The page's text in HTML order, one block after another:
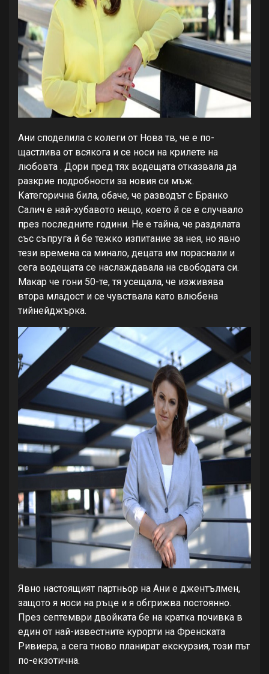
Ани споделила с колеги от Нова тв, че е по-
щастлива от всякога и се носи на крилете на
любовта . Дори пред тях водещата отказвала да
разкрие подробности за новия си мъж.
Категорична била, обаче, че разводът с Бранко
Салич е най-хубавото нещо, което й се е случвало
през последните години. Не е тайна, че раздялата
със съпруга й бе тежко изпитание за нея, но явно
тези времена са минало, децата им пораснали и
сега водещата се наслаждавала на свободата си.
Макар че гони 50-те, тя усещала, че изживява
втора младост и се чувствала като влюбена
тийнейджърка.
Явно настоящият партньор на Ани е джентълмен,
защото я носи на ръце и я обгрижва постоянно.
През септември двойката бе на кратка почивка в
един от най-известните курорти на Френската
Ривиера, а сега тново планират екскурзия, този път
по-екзотична.